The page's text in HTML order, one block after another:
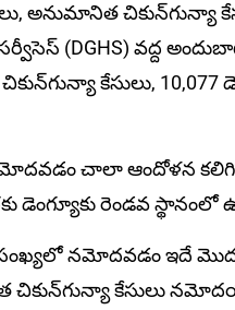
అనుమానిత
సర్వీసెస్ (DGHS) వద్ద
కేసులు, 10,077
చాలా ఆందోళన
డెంగ్యూకు రెండవ స్థానంలో
నమోదవడం ఇదే
చికున్‌గున్యా కేసులు